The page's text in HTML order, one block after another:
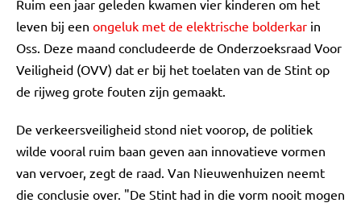
Ruim een jaar geleden kwamen vier kinderen om het
leven bij een ongeluk met de elektrische bolderkar in
Oss. Deze maand concludeerde de Onderzoeksraad Voor
Veiligheid (OVV) dat er bij het toelaten van de Stint op
de rijweg grote fouten zijn gemaakt.
De verkeersveiligheid stond niet voorop, de politiek
wilde vooral ruim baan geven aan innovatieve vormen
van vervoer, zegt de raad. Van Nieuwenhuizen neemt
die conclusie over. "De Stint had in die vorm nooit mogen